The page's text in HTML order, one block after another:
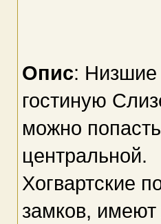
Опис: Низшие
гостиную
можно
центральной.
Хогвартские
замков, имеют